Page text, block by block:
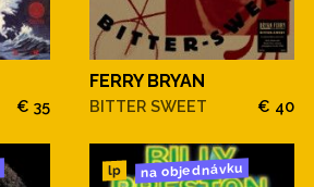
€ 35
FERRY BRYAN
BITTER SWEET € 40
lp na objednávku